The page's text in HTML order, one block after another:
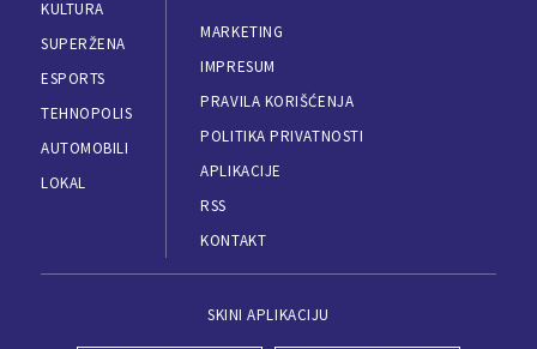
KULTURA
SUPERŽENA
ESPORTS
TEHNOPOLIS
AUTOMOBILI
LOKAL
MARKETING
IMPRESUM
PRAVILA KORIŠĆENJA
POLITIKA PRIVATNOSTI
APLIKACIJE
RSS
KONTAKT
SKINI APLIKACIJU